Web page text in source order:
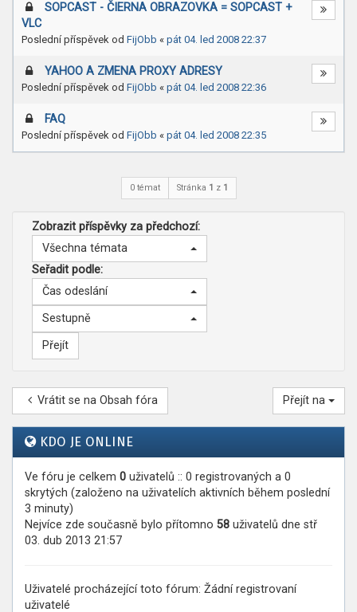
SOPCAST - ČIERNA OBRAZOVKA = SOPCAST +
VLC
Poslední příspěvek od FijObb « pát 04. led 2008 22:37
YAHOO A ZMENA PROXY ADRESY
Poslední příspěvek od FijObb « pát 04. led 2008 22:36
FAQ
Poslední příspěvek od FijObb « pát 04. led 2008 22:35
0 témat Stránka 1 z 1
Zobrazit příspěvky za předchozí:
Všechna témata
Seřadit podle:
Čas odeslání
Sestupně
Vrátit se na Obsah fóra Přejít na
KDO JE ONLINE
Ve fóru je celkem 0 uživatelů :: 0 registrovaných a 0
skrytých (založeno na uživatelích aktivních během poslední
3 minuty)
Nejvíce zde současně bylo přítomno 58 uživatelů dne stř
03. dub 2013 21:57
Uživatelé procházející toto fórum: Žádní registrovaní
uživatelé